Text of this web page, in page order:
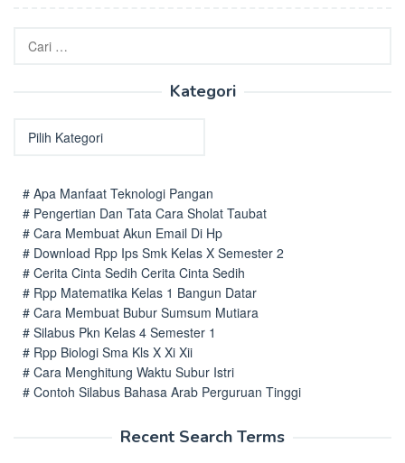
untuk:
Kategori
# Apa Manfaat Teknologi Pangan
# Pengertian Dan Tata Cara Sholat Taubat
# Cara Membuat Akun Email Di Hp
# Download Rpp Ips Smk Kelas X Semester 2
# Cerita Cinta Sedih Cerita Cinta Sedih
# Rpp Matematika Kelas 1 Bangun Datar
# Cara Membuat Bubur Sumsum Mutiara
# Silabus Pkn Kelas 4 Semester 1
# Rpp Biologi Sma Kls X Xi Xii
# Cara Menghitung Waktu Subur Istri
# Contoh Silabus Bahasa Arab Perguruan Tinggi
Recent Search Terms